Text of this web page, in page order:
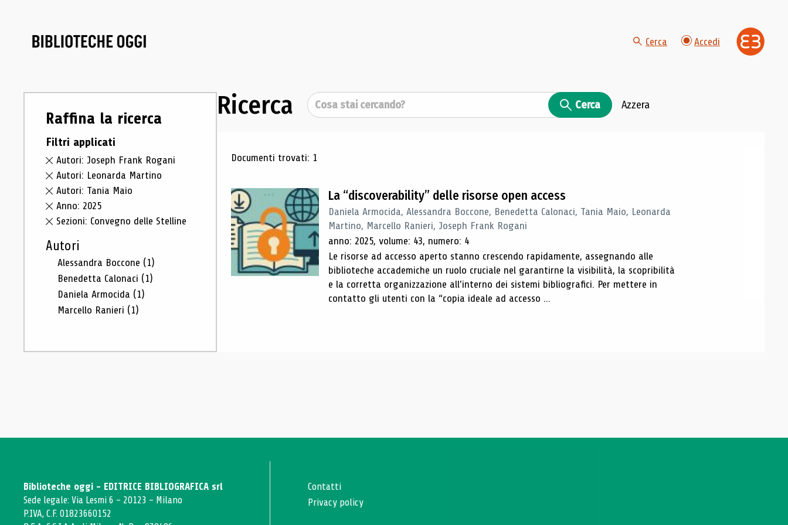
Cerca Accedi
Raffina la ricerca
Filtri applicati
Autori: Joseph Frank Rogani
Autori: Leonarda Martino
Autori: Tania Maio
Anno: 2025
Sezioni: Convegno delle Stelline
Autori
Alessandra Boccone (1)
Benedetta Calonaci (1)
Daniela Armocida (1)
Marcello Ranieri (1)
Ricerca Cerca Cerca Azzera
Risultati di ricerca
Documenti trovati: 1
La “discoverability” delle risorse open access
Daniela Armocida, Alessandra Boccone, Benedetta Calonaci, Tania Maio, Leonarda
Martino, Marcello Ranieri, Joseph Frank Rogani
anno: 2025, volume: 43, numero: 4
Le risorse ad accesso aperto stanno crescendo rapidamente, assegnando alle
biblioteche accademiche un ruolo cruciale nel garantirne la visibilità, la scopribilità
e la corretta organizzazione all'interno dei sistemi bibliografici. Per mettere in
contatto gli utenti con la “copia ideale ad accesso ...
Biblioteche oggi - EDITRICE BIBLIOGRAFICA srl
Sede legale: Via Lesmi 6 - 20123 - Milano
P.IVA, C.F. 01823660152
Contatti
Privacy policy